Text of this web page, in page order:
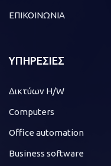
ΕΠΙΚΟΙΝΩΝΙΑ
ΥΠΗΡΕΣΙΕΣ
Δικτύων H/W
Computers
Office automation
Business software